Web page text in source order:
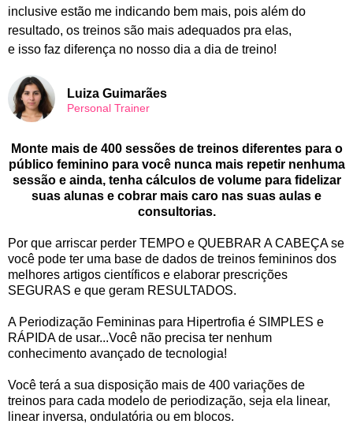
inclusive estão me indicando bem mais, pois além do
resultado, os treinos são mais adequados pra elas,
e isso faz diferença no nosso dia a dia de treino!
Luiza Guimarães
Personal Trainer
Monte mais de 400 sessões de treinos diferentes para o
público feminino para você nunca mais repetir nenhuma
sessão e ainda, tenha cálculos de volume para fidelizar
suas alunas e cobrar mais caro nas suas aulas e
consultorias.
Por que arriscar perder TEMPO e QUEBRAR A CABEÇA se
você pode ter uma base de dados de treinos femininos dos
melhores artigos científicos e elaborar prescrições
SEGURAS e que geram RESULTADOS.
A Periodização Femininas para Hipertrofia é SIMPLES e
RÁPIDA de usar...Você não precisa ter nenhum
conhecimento avançado de tecnologia!
Você terá a sua disposição mais de 400 variações de
treinos para cada modelo de periodização, seja ela linear,
linear inversa, ondulatória ou em blocos.